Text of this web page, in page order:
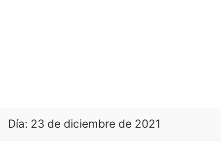
Día: 23 de diciembre de 2021